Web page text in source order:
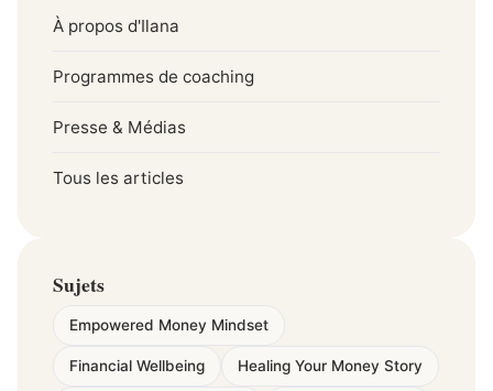
À propos d'Ilana
Programmes de coaching
Presse & Médias
Tous les articles
Sujets
Empowered Money Mindset
Financial Wellbeing Healing Your Money Story